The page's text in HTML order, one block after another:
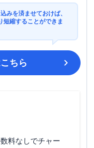
みを済ませておけば、
短縮することができま
ちら
料なしでチャー